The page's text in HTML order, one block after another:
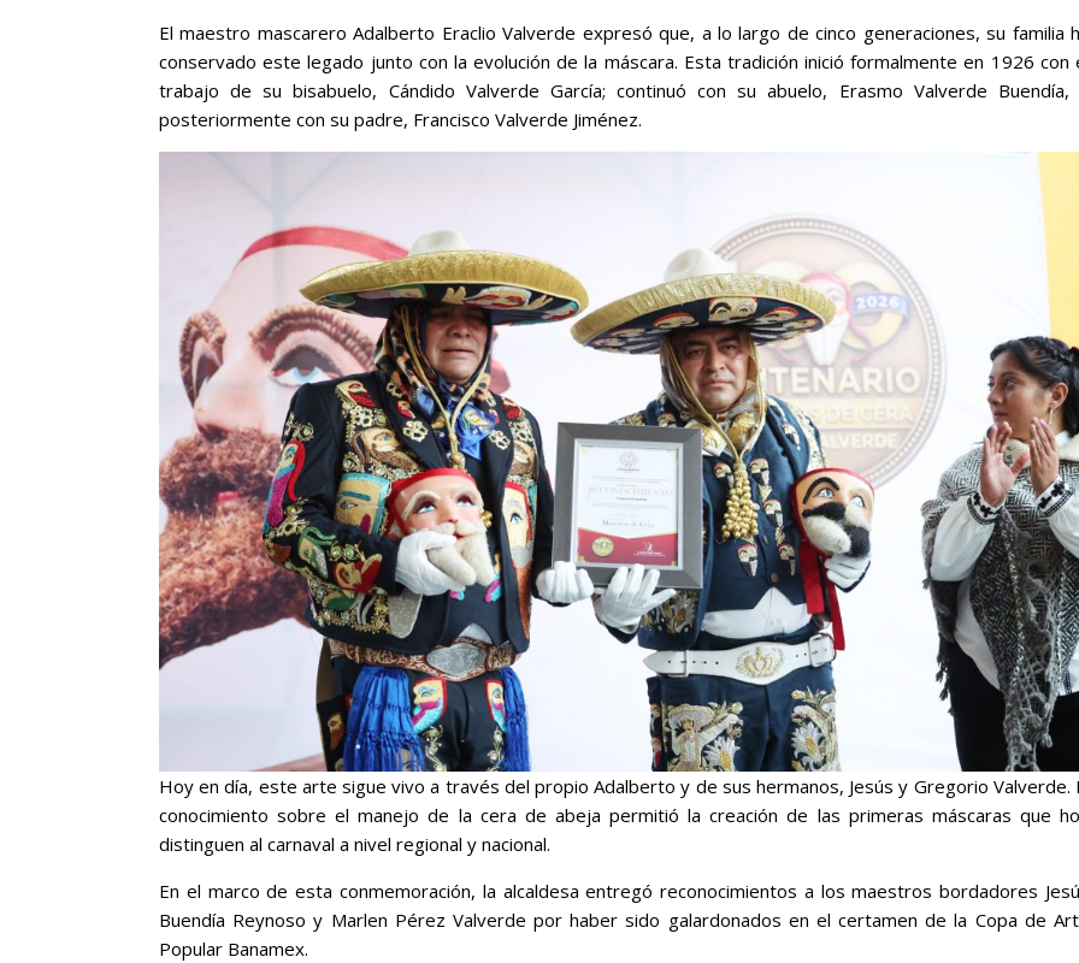
El maestro mascarero Adalberto Eraclio Valverde expresó que, a lo largo de cinco generaciones, su familia
conservado este legado junto con la evolución de la máscara. Esta tradición inició formalmente en 1926 con
trabajo de su bisabuelo, Cándido Valverde García; continuó con su abuelo, Erasmo Valverde Buendía,
posteriormente con su padre, Francisco Valverde Jiménez.
Hoy en día, este arte sigue vivo a través del propio Adalberto y de sus hermanos, Jesús y Gregorio Valverde.
conocimiento sobre el manejo de la cera de abeja permitió la creación de las primeras máscaras que
distinguen al carnaval a nivel regional y nacional.
En el marco de esta conmemoración, la alcaldesa entregó reconocimientos a los maestros bordadores
Buendía Reynoso y Marlen Pérez Valverde por haber sido galardonados en el certamen de la Copa de
Popular Banamex.